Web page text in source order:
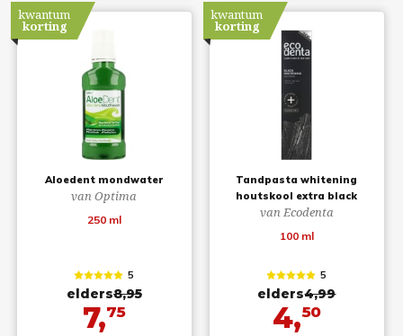
Aloedent mondwater
van Optima
250 ml
kwantum
korting
5
elders8,95
7,75
Tandpasta whitening
houtskool extra black
van Ecodenta
100 ml
kwantum
korting
5
elders4,99
4,50